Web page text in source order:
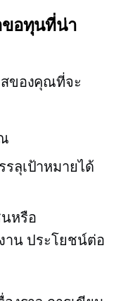
ขอทุนที่น่า
ของคุณที่จะ
ลุเป้าหมายได้
หรือ
าน ประโยชน์ต่อ